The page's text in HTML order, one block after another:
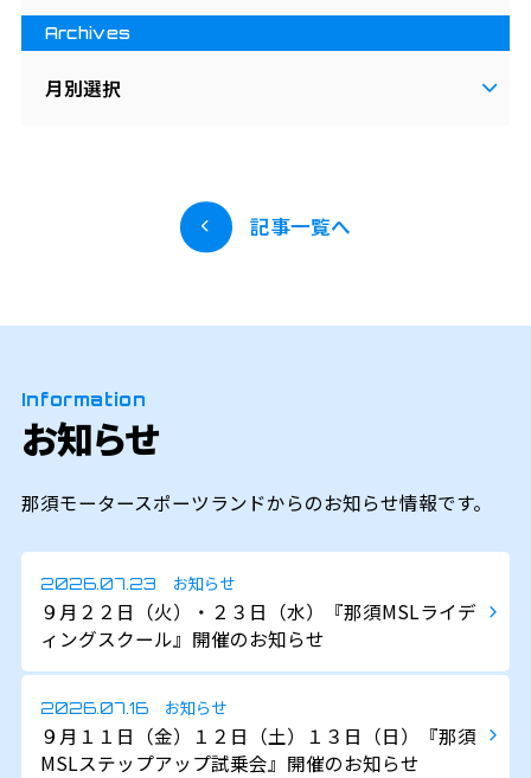
Archives
月別選択
記事一覧へ
Information
お知らせ
那須モータースポーツランドからのお知らせ情報です。
2026.07.23 お知らせ
９月２２日（火）・２３日（水）『那須MSLライデ
ィングスクール』開催のお知らせ
2026.07.16 お知らせ
９月１１日（金）１２日（土）１３日（日）『那須
MSLステップアップ試乗会』開催のお知らせ